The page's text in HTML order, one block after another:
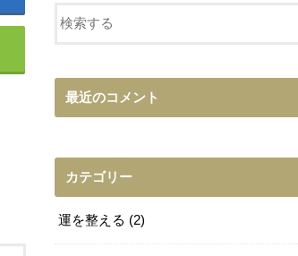
最近のコメント
カテゴリー
運を整える (2)